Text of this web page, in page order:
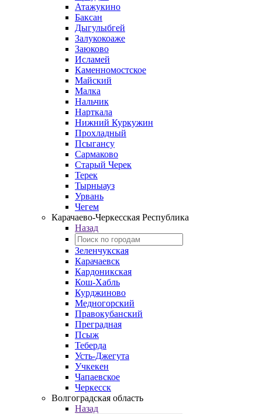
Атажукино
Баксан
Дыгулыбгей
Залукокоаже
Заюково
Исламей
Каменномостское
Майский
Малка
Нальчик
Нарткала
Нижний Куркужин
Прохладный
Псыгансу
Сармаково
Старый Черек
Терек
Тырныауз
Урвань
Чегем
Карачаево-Черкесская Республика
Назад
Зеленчукская
Карачаевск
Кардоникская
Кош-Хабль
Курджиново
Медногорский
Правокубанский
Преградная
Псыж
Теберда
Усть-Джегута
Учкекен
Чапаевское
Черкесск
Волгоградская область
Назад